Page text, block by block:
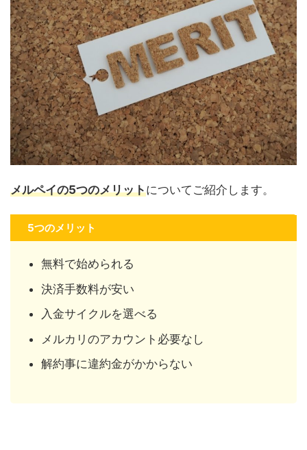
メルペイの5つのメリットについてご紹介します。
5つのメリット
無料で始められる
決済手数料が安い
入金サイクルを選べる
メルカリのアカウント必要なし
解約事に違約金がかからない